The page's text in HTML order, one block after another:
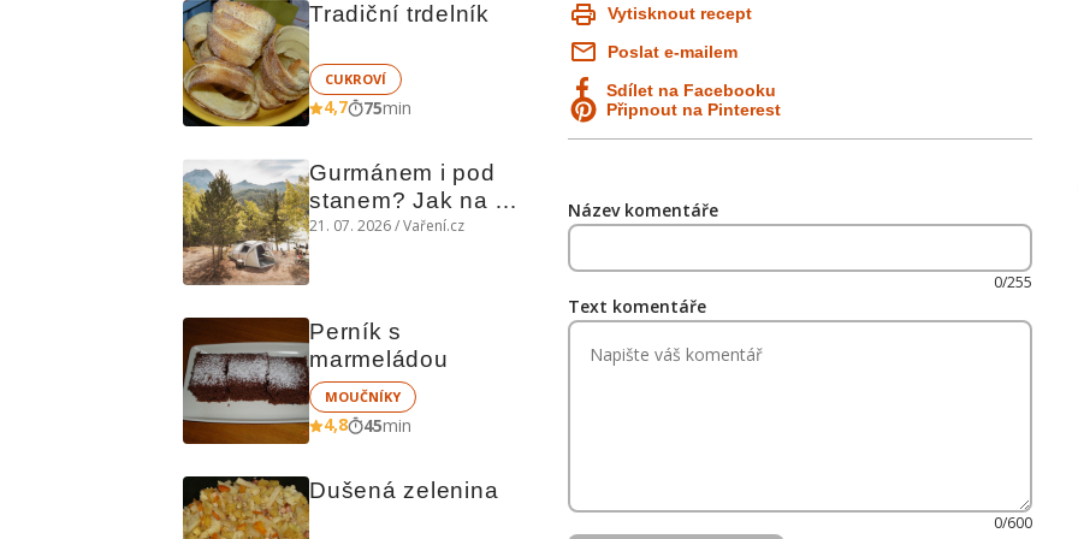
Tradiční trdelník
CUKROVÍ
4,7 75min
Gurmánem i pod
stanem? Jak na
polní kuchyni a na
21. 07. 2026 / Vaření.cz
Perník s
marmeládou
MOUČNÍKY
4,8 45min
Dušená zelenina
Vytisknout recept
Poslat e-mailem
Sdílet na Facebooku
Připnout na Pinterest
Název komentáře
0/255
Text komentáře
0/600